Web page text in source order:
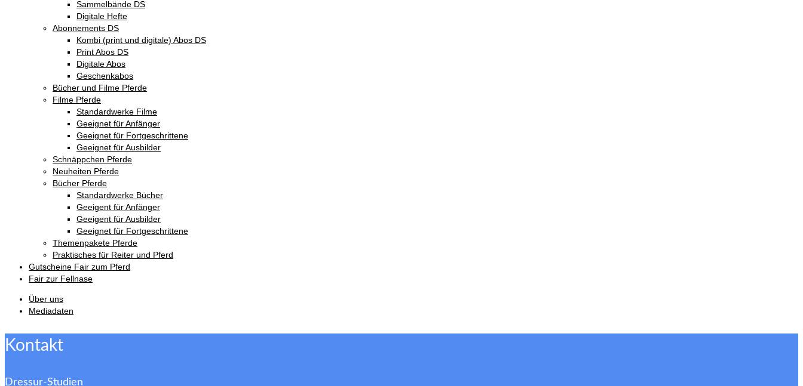
Sammelbände DS
Digitale Hefte
Abonnements DS
Kombi (print und digitale) Abos DS
Print Abos DS
Digitale Abos
Geschenkabos
Bücher und Filme Pferde
Filme Pferde
Standardwerke Filme
Geeignet für Anfänger
Geeignet für Fortgeschrittene
Geeignet für Ausbilder
Schnäppchen Pferde
Neuheiten Pferde
Bücher Pferde
Standardwerke Bücher
Geeigent für Anfänger
Geeigent für Ausbilder
Geeignet für Fortgeschrittene
Themenpakete Pferde
Praktisches für Reiter und Pferd
Gutscheine Fair zum Pferd
Fair zur Fellnase
Über uns
Mediadaten
Kontakt
Dressur-Studien